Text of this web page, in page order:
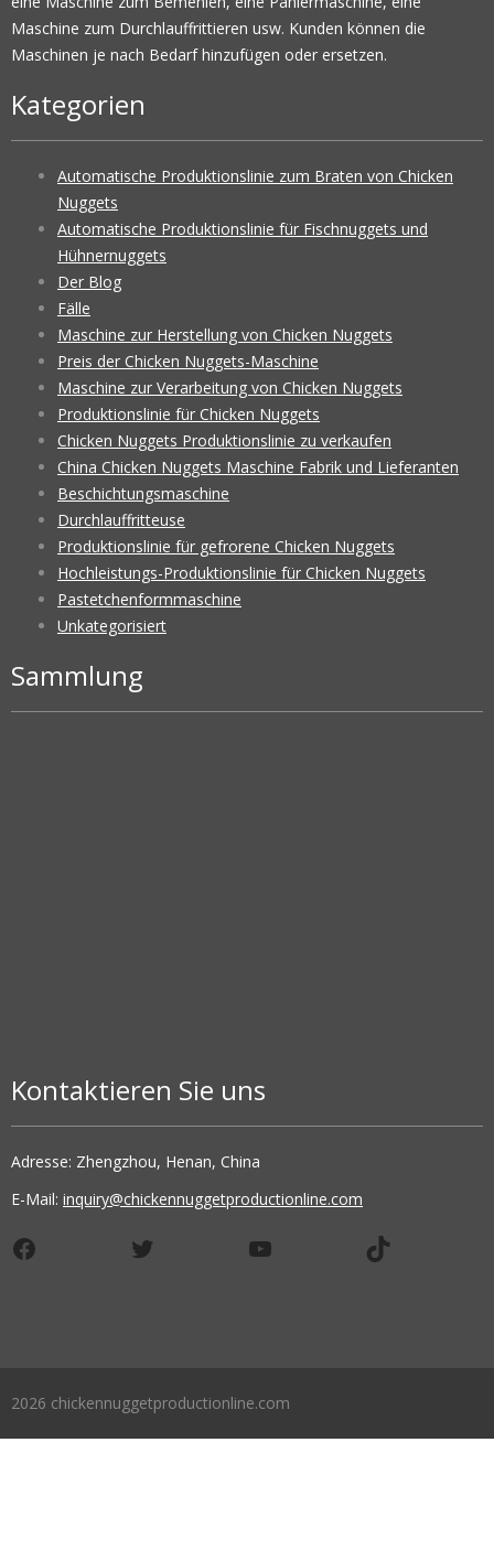
Maschine zum Durchlauffrittieren usw. Kunden können die
Maschinen je nach Bedarf hinzufügen oder ersetzen.
Kategorien
Automatische Produktionslinie zum Braten von Chicken
Nuggets
Automatische Produktionslinie für Fischnuggets und
Hühnernuggets
Der Blog
Fälle
Maschine zur Herstellung von Chicken Nuggets
Preis der Chicken Nuggets-Maschine
Maschine zur Verarbeitung von Chicken Nuggets
Produktionslinie für Chicken Nuggets
Chicken Nuggets Produktionslinie zu verkaufen
China Chicken Nuggets Maschine Fabrik und Lieferanten
Beschichtungsmaschine
Durchlauffritteuse
Produktionslinie für gefrorene Chicken Nuggets
Hochleistungs-Produktionslinie für Chicken Nuggets
Pastetchenformmaschine
Unkategorisiert
Sammlung
Kontaktieren Sie uns
Adresse: Zhengzhou, Henan, China
E-Mail: inquiry@chickennuggetproductionline.com
Facebook Twitter YouTube TikTok
2026 chickennuggetproductionline.com